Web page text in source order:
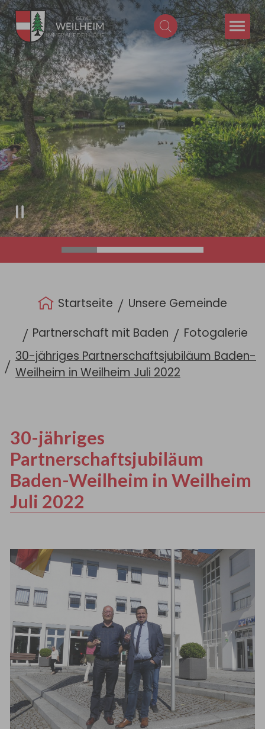
Zum Hauptinhalt springen
Startseite
Unsere Gemeinde
Partnerschaft mit Baden
Fotogalerie
30-jähriges Partnerschaftsjubiläum Baden-
Weilheim in Weilheim Juli 2022
30-jähriges
Partnerschaftsjubiläum
Baden-Weilheim in Weilheim
Juli 2022